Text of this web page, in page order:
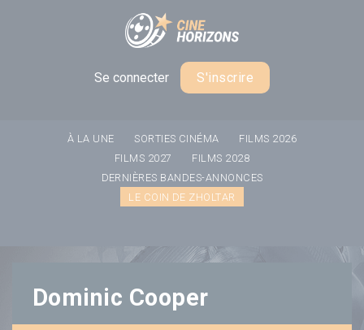
Se connecter S'inscrire
À LA UNE SORTIES CINÉMA
FILMS 2026
FILMS 2027
FILMS 2028
DERNIÈRES BANDES-ANNONCES
LE COIN DE ZHOLTAR
Dominic Cooper
Panneau de gestion des cookies